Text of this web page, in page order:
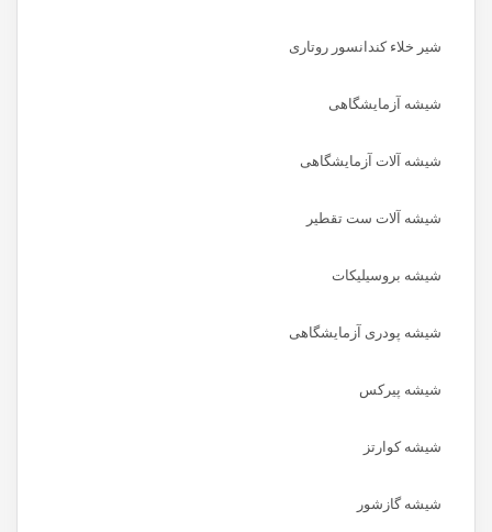
شیر خلاء کندانسور روتاری
شیشه آزمایشگاهی
شیشه آلات آزمایشگاهی
شیشه آلات ست تقطیر
شیشه بروسیلیکات
شیشه پودری آزمایشگاهی
شیشه پیرکس
شیشه کوارتز
شیشه گازشور